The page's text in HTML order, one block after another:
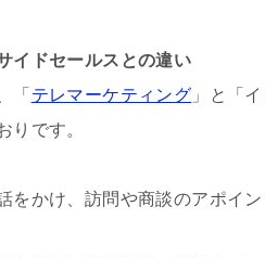
イドセールスとの違い
「 テレマーケティング 」と「
りです。
をかけ、訪問や商談のアポイン